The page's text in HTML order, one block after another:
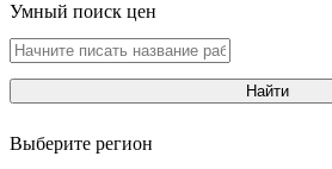
Умный поиск цен
Найти
Выберите регион